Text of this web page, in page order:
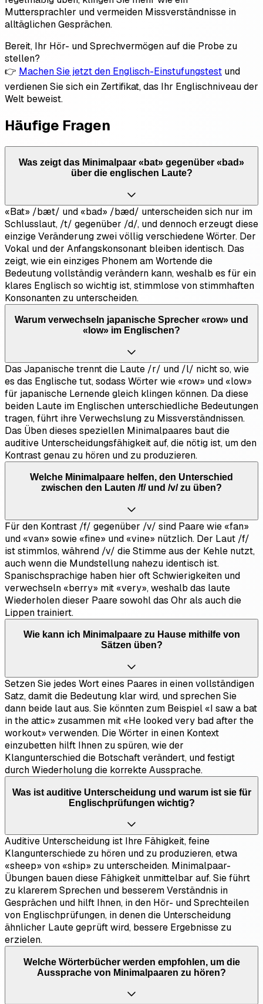
Muttersprachler und vermeiden Missverständnisse in
alltäglichen Gesprächen.
Bereit, Ihr Hör- und Sprechvermögen auf die Probe zu
stellen?
👉 Machen Sie jetzt den Englisch-Einstufungstest und
verdienen Sie sich ein Zertifikat, das Ihr Englischniveau der
Welt beweist.
Häufige Fragen
Was zeigt das Minimalpaar «bat» gegenüber «bad»
über die englischen Laute?
«Bat» /bæt/ und «bad» /bæd/ unterscheiden sich nur im
Schlusslaut, /t/ gegenüber /d/, und dennoch erzeugt diese
einzige Veränderung zwei völlig verschiedene Wörter. Der
Vokal und der Anfangskonsonant bleiben identisch. Das
zeigt, wie ein einziges Phonem am Wortende die
Bedeutung vollständig verändern kann, weshalb es für ein
klares Englisch so wichtig ist, stimmlose von stimmhaften
Konsonanten zu unterscheiden.
Warum verwechseln japanische Sprecher «row» und
«low» im Englischen?
Das Japanische trennt die Laute /r/ und /l/ nicht so, wie
es das Englische tut, sodass Wörter wie «row» und «low»
für japanische Lernende gleich klingen können. Da diese
beiden Laute im Englischen unterschiedliche Bedeutungen
tragen, führt ihre Verwechslung zu Missverständnissen.
Das Üben dieses speziellen Minimalpaares baut die
auditive Unterscheidungsfähigkeit auf, die nötig ist, um den
Kontrast genau zu hören und zu produzieren.
Welche Minimalpaare helfen, den Unterschied
zwischen den Lauten /f/ und /v/ zu üben?
Für den Kontrast /f/ gegenüber /v/ sind Paare wie «fan»
und «van» sowie «fine» und «vine» nützlich. Der Laut /f/
ist stimmlos, während /v/ die Stimme aus der Kehle nutzt,
auch wenn die Mundstellung nahezu identisch ist.
Spanischsprachige haben hier oft Schwierigkeiten und
verwechseln «berry» mit «very», weshalb das laute
Wiederholen dieser Paare sowohl das Ohr als auch die
Lippen trainiert.
Wie kann ich Minimalpaare zu Hause mithilfe von
Sätzen üben?
Setzen Sie jedes Wort eines Paares in einen vollständigen
Satz, damit die Bedeutung klar wird, und sprechen Sie
dann beide laut aus. Sie könnten zum Beispiel «I saw a bat
in the attic» zusammen mit «He looked very bad after the
workout» verwenden. Die Wörter in einen Kontext
einzubetten hilft Ihnen zu spüren, wie der
Klangunterschied die Botschaft verändert, und festigt
durch Wiederholung die korrekte Aussprache.
Was ist auditive Unterscheidung und warum ist sie für
Englischprüfungen wichtig?
Auditive Unterscheidung ist Ihre Fähigkeit, feine
Klangunterschiede zu hören und zu produzieren, etwa
«sheep» von «ship» zu unterscheiden. Minimalpaar-
Übungen bauen diese Fähigkeit unmittelbar auf. Sie führt
zu klarerem Sprechen und besserem Verständnis in
Gesprächen und hilft Ihnen, in den Hör- und Sprechteilen
von Englischprüfungen, in denen die Unterscheidung
ähnlicher Laute geprüft wird, bessere Ergebnisse zu
erzielen.
Welche Wörterbücher werden empfohlen, um die
Aussprache von Minimalpaaren zu hören?